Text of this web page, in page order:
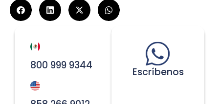
800 999 9344
Escríbenos